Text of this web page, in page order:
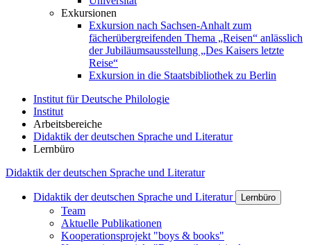
Exkursionen
Exkursion nach Sachsen-Anhalt zum
fächerübergreifenden Thema „Reisen“ anlässlich
der Jubiläumsausstellung „Des Kaisers letzte
Reise“
Exkursion in die Staatsbibliothek zu Berlin
Institut für Deutsche Philologie
Institut
Arbeitsbereiche
Didaktik der deutschen Sprache und Literatur
Lernbüro
Didaktik der deutschen Sprache und Literatur
Didaktik der deutschen Sprache und Literatur Lernbüro
Team
Aktuelle Publikationen
Kooperationsprojekt "boys & books"